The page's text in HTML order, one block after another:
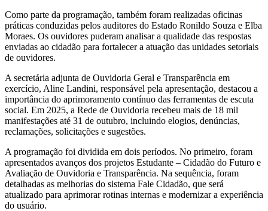
Como parte da programação, também foram realizadas oficinas
práticas conduzidas pelos auditores do Estado Ronildo Souza e Elba
Moraes. Os ouvidores puderam analisar a qualidade das respostas
enviadas ao cidadão para fortalecer a atuação das unidades setoriais
de ouvidores.
A secretária adjunta de Ouvidoria Geral e Transparência em
exercício, Aline Landini, responsável pela apresentação, destacou a
importância do aprimoramento contínuo das ferramentas de escuta
social. Em 2025, a Rede de Ouvidoria recebeu mais de 18 mil
manifestações até 31 de outubro, incluindo elogios, denúncias,
reclamações, solicitações e sugestões.
A programação foi dividida em dois períodos. No primeiro, foram
apresentados avanços dos projetos Estudante – Cidadão do Futuro e
Avaliação de Ouvidoria e Transparência. Na sequência, foram
detalhadas as melhorias do sistema Fale Cidadão, que será
atualizado para aprimorar rotinas internas e modernizar a experiência
do usuário.